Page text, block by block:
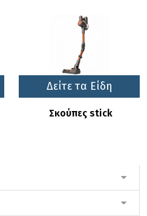
Δείτε τα Είδη
Σκούπες stick